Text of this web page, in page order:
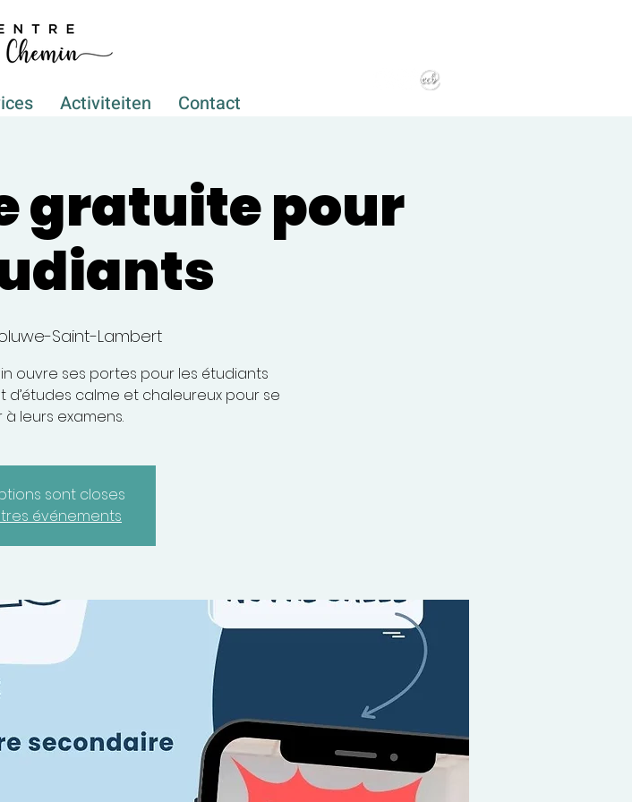
Activiteiten Contact
gratuite pour
Saint-Lambert
ouvre ses portes pour les étudiants
calme et chaleureux pour se
leurs examens.
sont closes
événements